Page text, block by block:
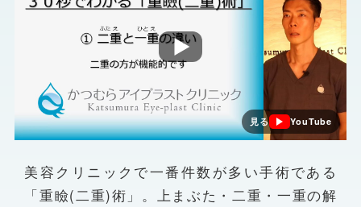
見る YouTube
美容クリニックで一番件数が多い手術である
「重瞼(二重)術」。上まぶた・二重・一重の解